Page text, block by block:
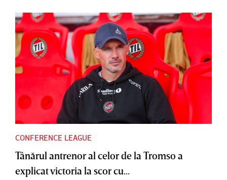
CONFERENCE LEAGUE
Tânărul antrenor al celor de la Tromso a
explicat victoria la scor cu...